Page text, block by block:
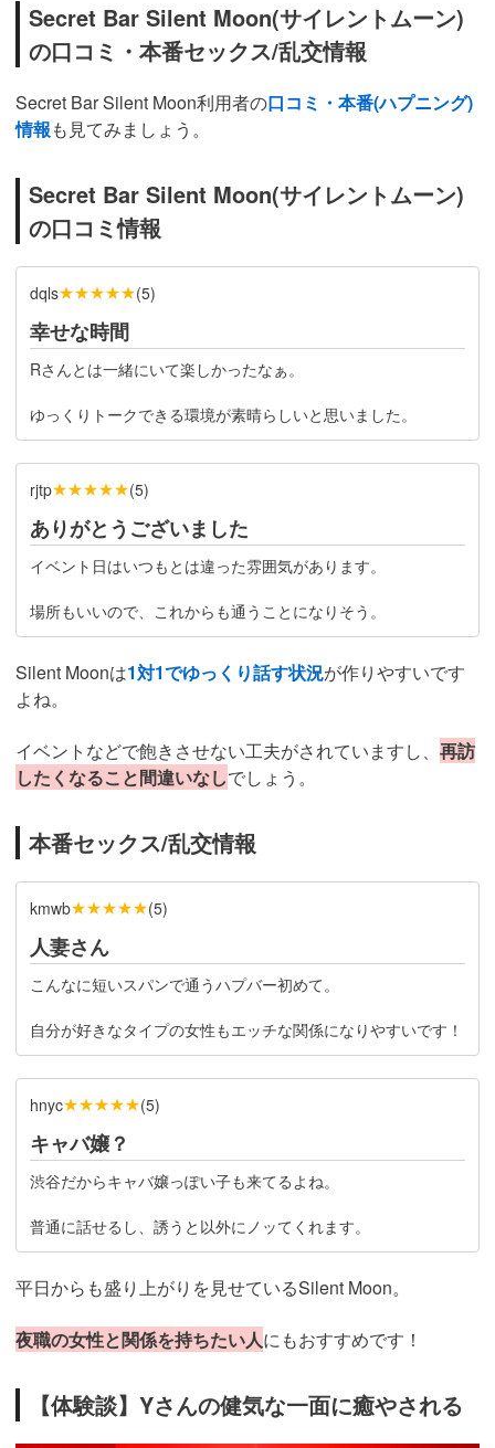
Secret Bar Silent Moon(サイレントムーン)
の口コミ・本番セックス/乱交情報
Secret Bar Silent Moon利用者の口コミ・本番(ハプニング)
情報も見てみましょう。
Secret Bar Silent Moon(サイレントムーン)
の口コミ情報
dqls★★★★★(5)
幸せな時間
Rさんとは一緒にいて楽しかったなぁ。
ゆっくりトークできる環境が素晴らしいと思いました。
rjtp★★★★★(5)
ありがとうございました
イベント日はいつもとは違った雰囲気があります。
場所もいいので、これからも通うことになりそう。
Silent Moonは1対1でゆっくり話す状況が作りやすいです
よね。
イベントなどで飽きさせない工夫がされていますし、 再訪
したくなること間違いなしでしょう。
本番セックス/乱交情報
kmwb★★★★★(5)
人妻さん
こんなに短いスパンで通うハプバー初めて。
自分が好きなタイプの女性もエッチな関係になりやすいです！
hnyc★★★★★(5)
キャバ嬢？
渋谷だからキャバ嬢っぽい子も来てるよね。
普通に話せるし、誘うと以外にノッてくれます。
平日からも盛り上がりを見せているSilent Moon。
夜職の女性と関係を持ちたい人にもおすすめです！
【体験談】Yさんの健気な一面に癒やされる